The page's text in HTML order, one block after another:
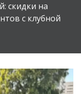
скидки на
с клубной